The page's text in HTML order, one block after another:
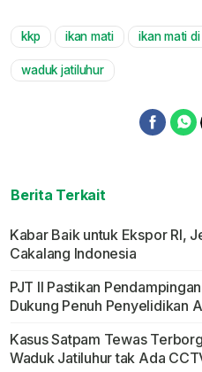
kkp ikan mati ikan mati
waduk jatiluhur
Berita Terkait
Kabar Baik untuk Ekspor RI,
Cakalang Indonesia
PJT II Pastikan
Dukung Penuh Penyelidikan
Kasus Satpam Tewas
Waduk Jatiluhur tak Ada